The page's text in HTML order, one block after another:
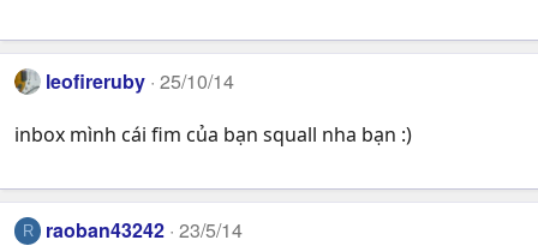
leofireruby 25/10/14
inbox mình cái fim của bạn squall nha bạn :)
R raoban43242 23/5/14